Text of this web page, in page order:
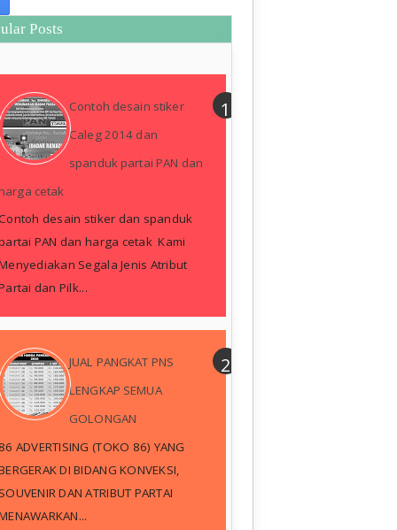
Posts
Contoh desain stiker
Caleg 2014 dan
spanduk partai PAN dan
cetak
desain stiker dan spanduk
PAN dan harga cetak Kami
Segala Jenis Atribut
dan Pilk...
JUAL PANGKAT PNS
LENGKAP SEMUA
GOLONGAN
ADVERTISING (TOKO 86) YANG
DI BIDANG KONVEKSI,
DAN ATRIBUT PARTAI